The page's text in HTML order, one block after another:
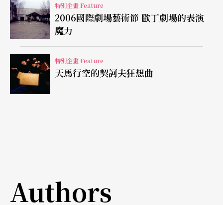
白，節奏詩意且收放自如，即使粵語發音仍深深吸
引台灣觀眾，一同陷進瘋狂、荒誕又充滿想像的劇
場世界。 甄詠蓓近年來致力於獨角創作，觀賞白先
勇青春版《牡丹亭》香港演出後，她大大陶醉感
動，決心創作一系列獨角《遊園》演出，此次作品
一場與觀眾的近距離「對話
特別企畫 Feature
2006國際劇場藝術節 歐丁劇場的表演
魔力
特別企畫 Feature
天馬行空的契訶夫狂想曲
Authors